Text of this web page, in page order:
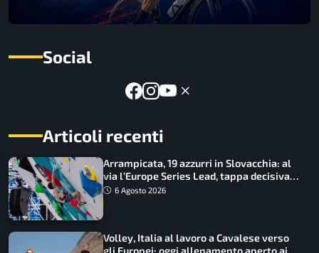
Social
Articoli recenti
Arrampicata, 19 azzurri in Slovacchia: al
via l’Europe Series Lead, tappa decisiva
per la Speed
6 Agosto 2026
Volley, Italia al lavoro a Cavalese verso
gli Europei: oggi allenamento aperto ai